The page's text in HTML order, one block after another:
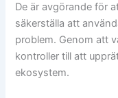
De är avgörande för
säkerställa att
problem. Genom att
kontroller till att
ekosystem.